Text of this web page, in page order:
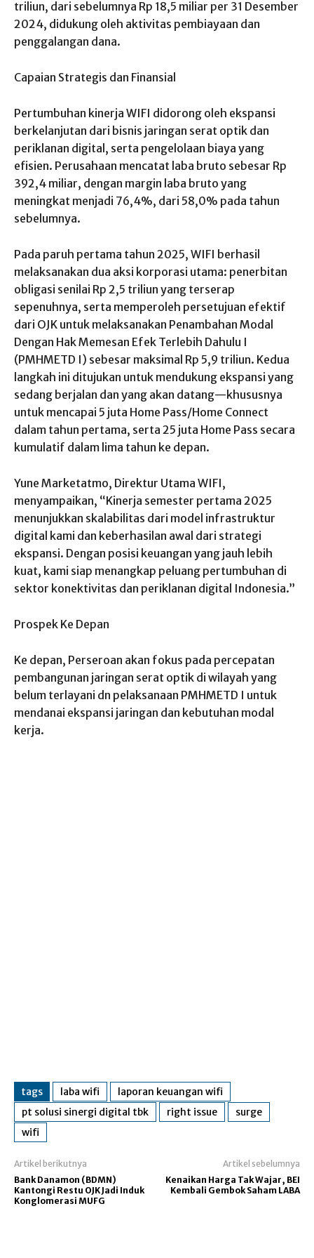
triliun, dari sebelumnya Rp 18,5 miliar per 31 Desember
2024, didukung oleh aktivitas pembiayaan dan
penggalangan dana.
Capaian Strategis dan Finansial
Pertumbuhan kinerja WIFI didorong oleh ekspansi
berkelanjutan dari bisnis jaringan serat optik dan
periklanan digital, serta pengelolaan biaya yang
efisien. Perusahaan mencatat laba bruto sebesar Rp
392,4 miliar, dengan margin laba bruto yang
meningkat menjadi 76,4%, dari 58,0% pada tahun
sebelumnya.
Pada paruh pertama tahun 2025, WIFI berhasil
melaksanakan dua aksi korporasi utama: penerbitan
obligasi senilai Rp 2,5 triliun yang terserap
sepenuhnya, serta memperoleh persetujuan efektif
dari OJK untuk melaksanakan Penambahan Modal
Dengan Hak Memesan Efek Terlebih Dahulu I
(PMHMETD I) sebesar maksimal Rp 5,9 triliun. Kedua
langkah ini ditujukan untuk mendukung ekspansi yang
sedang berjalan dan yang akan datang—khususnya
untuk mencapai 5 juta Home Pass/Home Connect
dalam tahun pertama, serta 25 juta Home Pass secara
kumulatif dalam lima tahun ke depan.
Yune Marketatmo, Direktur Utama WIFI,
menyampaikan, “Kinerja semester pertama 2025
menunjukkan skalabilitas dari model infrastruktur
digital kami dan keberhasilan awal dari strategi
ekspansi. Dengan posisi keuangan yang jauh lebih
kuat, kami siap menangkap peluang pertumbuhan di
sektor konektivitas dan periklanan digital Indonesia.”
Prospek Ke Depan
Ke depan, Perseroan akan fokus pada percepatan
pembangunan jaringan serat optik di wilayah yang
belum terlayani dn pelaksanaan PMHMETD I untuk
mendanai ekspansi jaringan dan kebutuhan modal
kerja.
tags laba wifi
laporan keuangan wifi
pt solusi sinergi digital tbk
right issue
surge
wifi
Artikel berikutnya
Bank Danamon (BDMN)
Kantongi Restu OJK Jadi Induk
Konglomerasi MUFG
Artikel sebelumnya
Kenaikan Harga Tak Wajar, BEI
Kembali Gembok Saham LABA